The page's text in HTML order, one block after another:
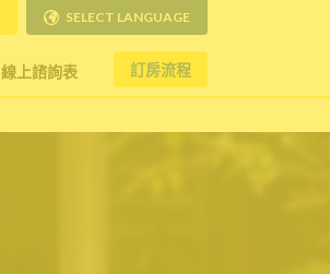
線上諮詢表 訂房流程
SELECT LANGUAGE